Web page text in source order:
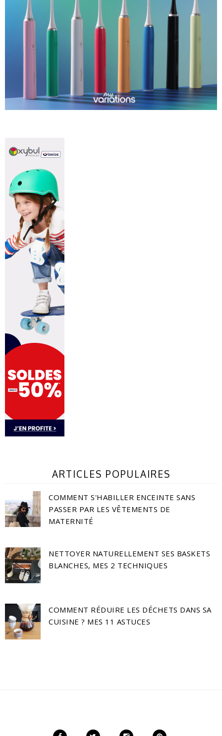
ARTICLES POPULAIRES
COMMENT S'HABILLER ENCEINTE SANS
PASSER PAR LES VÊTEMENTS DE
MATERNITÉ
NETTOYER NATURELLEMENT SES BASKETS
BLANCHES, MES 2 TECHNIQUES
COMMENT RÉDUIRE LES DÉCHETS DANS SA
CUISINE ? MES 11 ASTUCES